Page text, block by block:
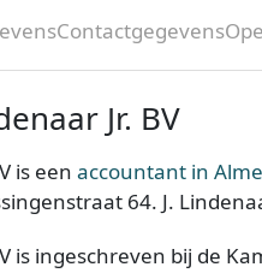
Contactgegevens
Jr. BV
is een accountant in
64. J.
is ingeschreven bij de